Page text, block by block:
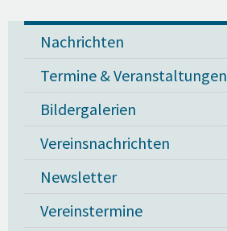
Nachrichten
Termine & Veranstaltungen
Bildergalerien
Vereinsnachrichten
Newsletter
Vereinstermine